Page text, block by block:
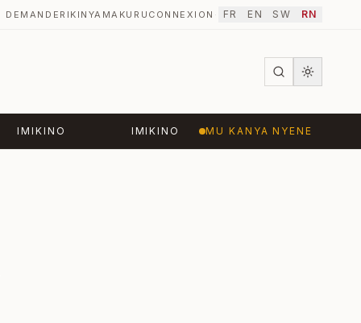
DEMANDER IKINYAMAKURU CONNEXION · FR EN SW RN
IMIKINO IMIKINO MU KANYA NYENE